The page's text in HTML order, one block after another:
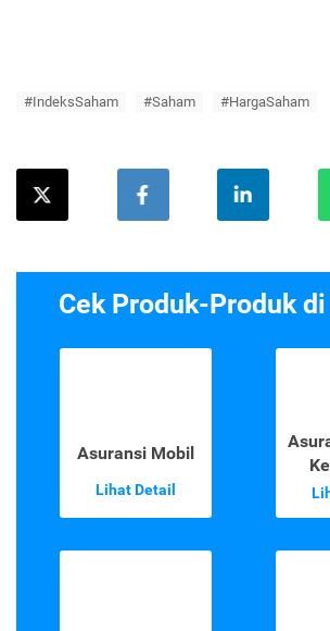
#IndeksSaham #Saham #HargaSaham
Cek Produk-Produk
Asuransi Mobil
Lihat Detail